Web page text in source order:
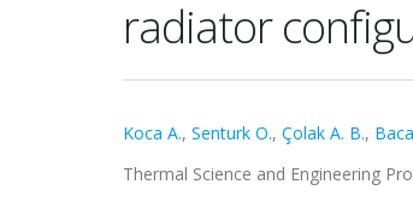
radiator
Koca A., Senturk O., Çolak A. B.,
Thermal Science and Engineering